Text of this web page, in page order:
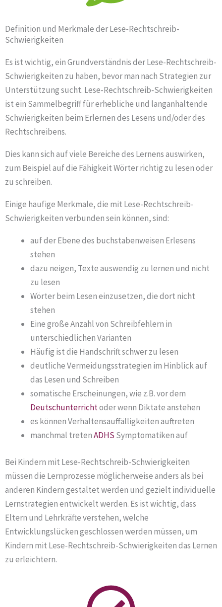
Definition und Merkmale der Lese-Rechtschreib-
Schwierigkeiten
Es ist wichtig, ein Grundverständnis der Lese-Rechtschreib-
Schwierigkeiten zu haben, bevor man nach Strategien zur
Unterstützung sucht. Lese-Rechtschreib-Schwierigkeiten
ist ein Sammelbegriff für erhebliche und langanhaltende
Schwierigkeiten beim Erlernen des Lesens und/oder des
Rechtschreibens.
Dies kann sich auf viele Bereiche des Lernens auswirken,
zum Beispiel auf die Fähigkeit Wörter richtig zu lesen oder
zu schreiben.
Einige häufige Merkmale, die mit Lese-Rechtschreib-
Schwierigkeiten verbunden sein können, sind:
auf der Ebene des buchstabenweisen Erlesens
stehen
dazu neigen, Texte auswendig zu lernen und nicht
zu lesen
Wörter beim Lesen einzusetzen, die dort nicht
stehen
Eine große Anzahl von Schreibfehlern in
unterschiedlichen Varianten
Häufig ist die Handschrift schwer zu lesen
deutliche Vermeidungsstrategien im Hinblick auf
das Lesen und Schreiben
somatische Erscheinungen, wie z.B. vor dem
Deutschunterrichtoder wenn Diktate anstehen
es können Verhaltensauffälligkeiten auftreten
manchmal tretenADHS Symptomatiken auf
Bei Kindern mit Lese-Rechtschreib-Schwierigkeiten
müssen die Lernprozesse möglicherweise anders als bei
anderen Kindern gestaltet werden und gezielt individuelle
Lernstrategien entwickelt werden. Es ist wichtig, dass
Eltern und Lehrkräfte verstehen, welche
Entwicklungslücken geschlossen werden müssen, um
Kindern mit Lese-Rechtschreib-Schwierigkeiten das Lernen
zu erleichtern.